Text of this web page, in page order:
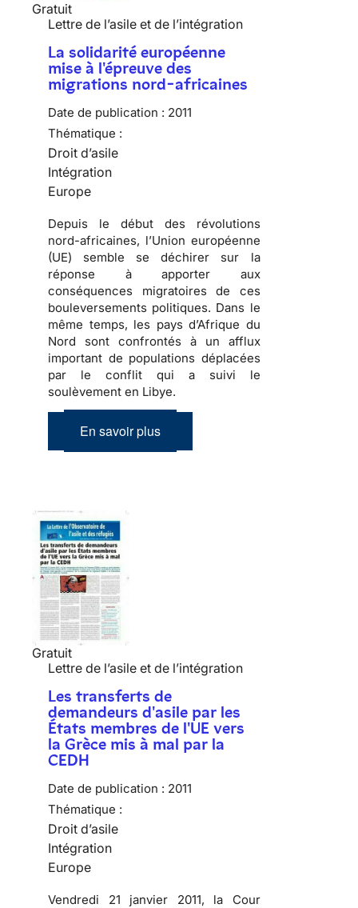
Gratuit
Lettre de l’asile et de l’intégration
La solidarité européenne
mise à l'épreuve des
migrations nord-africaines
Date de publication : 2011
Thématique :
Droit d’asile
Intégration
Europe
Depuis le début des révolutions
nord-africaines, l’Union européenne
(UE) semble se déchirer sur la
réponse à apporter aux
conséquences migratoires de ces
bouleversements politiques. Dans le
même temps, les pays d’Afrique du
Nord sont confrontés à un afflux
important de populations déplacées
par le conflit qui a suivi le
soulèvement en Libye.
En savoir plus
Gratuit
Lettre de l’asile et de l’intégration
Les transferts de
demandeurs d'asile par les
États membres de l'UE vers
la Grèce mis à mal par la
CEDH
Date de publication : 2011
Thématique :
Droit d’asile
Intégration
Europe
Vendredi 21 janvier 2011, la Cour